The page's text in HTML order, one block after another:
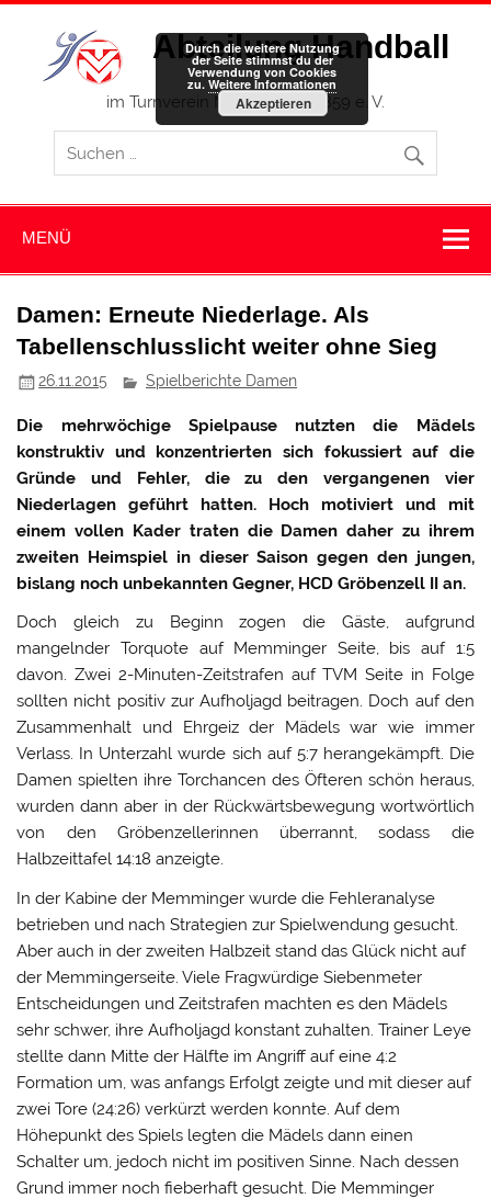
Zum
springen
Abteilung Handball
im Turnverein Memmingen 1859 e. V.
MENÜ
Damen: Erneute Niederlage. Als
Tabellenschlusslicht weiter ohne Sieg
26.11.2015 Spielberichte Damen
Die mehrwöchige Spielpause nutzten die Mädels
konstruktiv und konzentrierten sich fokussiert auf die
Gründe und Fehler, die zu den vergangenen vier
Niederlagen geführt hatten. Hoch motiviert und mit
einem vollen Kader traten die Damen daher zu ihrem
zweiten Heimspiel in dieser Saison gegen den jungen,
bislang noch unbekannten Gegner, HCD Gröbenzell II an.
Doch gleich zu Beginn zogen die Gäste, aufgrund
mangelnder Torquote auf Memminger Seite, bis auf 1:5
davon. Zwei 2-Minuten-Zeitstrafen auf TVM Seite in Folge
sollten nicht positiv zur Aufholjagd beitragen. Doch auf den
Zusammenhalt und Ehrgeiz der Mädels war wie immer
Verlass. In Unterzahl wurde sich auf 5:7 herangekämpft. Die
Damen spielten ihre Torchancen des Öfteren schön heraus,
wurden dann aber in der Rückwärtsbewegung wortwörtlich
von den Gröbenzellerinnen überrannt, sodass die
Halbzeittafel 14:18 anzeigte.
In der Kabine der Memminger wurde die Fehleranalyse
betrieben und nach Strategien zur Spielwendung gesucht.
Aber auch in der zweiten Halbzeit stand das Glück nicht auf
der Memmingerseite. Viele Fragwürdige Siebenmeter
Entscheidungen und Zeitstrafen machten es den Mädels
sehr schwer, ihre Aufholjagd konstant zuhalten. Trainer Leye
stellte dann Mitte der Hälfte im Angriff auf eine 4:2
Formation um, was anfangs Erfolgt zeigte und mit dieser auf
zwei Tore (24:26) verkürzt werden konnte. Auf dem
Höhepunkt des Spiels legten die Mädels dann einen
Schalter um, jedoch nicht im positiven Sinne. Nach dessen
Grund immer noch fieberhaft gesucht. Die Memminger
Durch die weitere Nutzung
der Seite stimmst du der
Verwendung von Cookies
zu. Weitere Informationen
Akzeptieren